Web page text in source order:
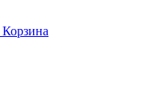
Корзина